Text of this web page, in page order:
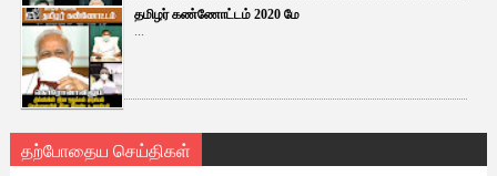
தமிழர் கண்ணோட்டம் 2020 மே
...
தற்போதைய செய்திகள்